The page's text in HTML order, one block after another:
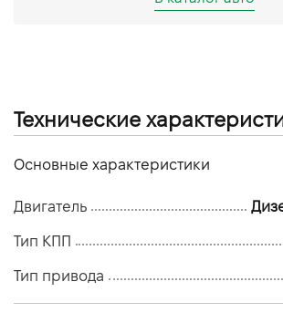
Технические
Основные характеристики
Двигатель
Тип КПП
Тип привода